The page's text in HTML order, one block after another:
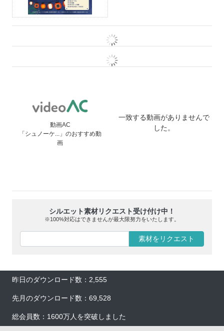
動画AC
「シュノーケ...」のおすすめ動
画
一致する動画がありませんで
した。
シルエット素材リクエスト受け付け中！
※100%対応はできませんが最大限努力をいたします。
素材をリクエスト
昨日のダウンロード数：2,555
先月のダウンロード数：69,528
総会員数：1600万人を突破しました